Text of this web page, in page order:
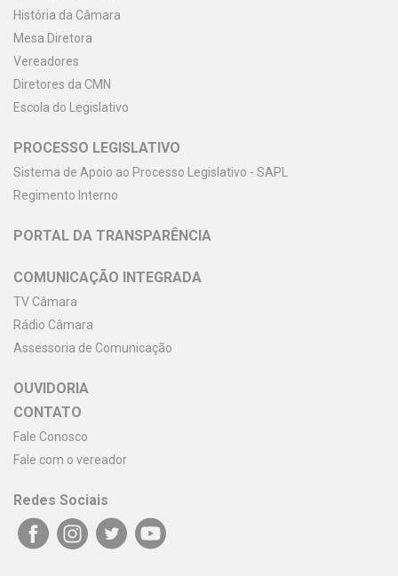
História da Câmara
Mesa Diretora
Vereadores
Diretores da CMN
Escola do Legislativo
PROCESSO LEGISLATIVO
Sistema de Apoio ao Processo Legislativo - SAPL
Regimento Interno
PORTAL DA TRANSPARÊNCIA
COMUNICAÇÃO INTEGRADA
TV Câmara
Rádio Câmara
Assessoria de Comunicação
OUVIDORIA
CONTATO
Fale Conosco
Fale com o vereador
Redes Sociais